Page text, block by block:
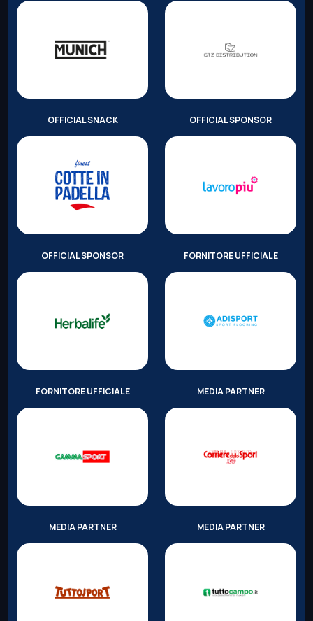
OFFICIAL SNACK OFFICIAL SPONSOR
OFFICIAL SPONSOR FORNITORE UFFICIALE
FORNITORE UFFICIALE MEDIA PARTNER
MEDIA PARTNER MEDIA PARTNER